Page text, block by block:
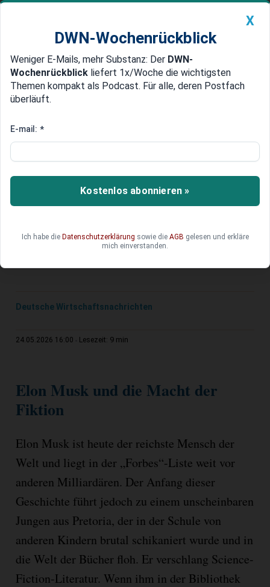
Newsticker MEIN DWN: Geldanlage Premium
Edelmetalle DWN-Magazin China
Elon Musk als Technokönig:
Tesla und SpaceX
Elon Musk ist längst mehr als ein Unternehmer.
Eine neue Analyse beschreibt Muskismus als
gesellschaftliche Kontrolle miteinander
Deutsche Wirtschaftsnachrichten
24.05.2026 16:00 Lesezeit: 9 min
Elon Musk und die Macht der
Fiktion
Elon Musk ist heute der reichste Mensch der
Welt und liegt in der „Forbes“-Liste weit vor
anderen Milliardären. Der Anfang dieser
Geschichte führt jedoch zu einem unscheinbaren
Jungen aus Pretoria, der in der Schule von
anderen Kindern brutal schikaniert wurde und in
die Welt der Bücher floh. Er verschlang Science-
Fiction-Literatur. Wenn ihm in der Bibliothek
X
DWN-Wochenrückblick
Weniger E-Mails, mehr Substanz: Der DWN-
Wochenrückblick liefert 1x/Woche die wichtigsten
Themen kompakt als Podcast. Für alle, deren Postfach
überläuft.
E-mail: *
Kostenlos abonnieren »
Ich habe die Datenschutzerklärung sowie die AGB gelesen und erkläre
mich einverstanden.